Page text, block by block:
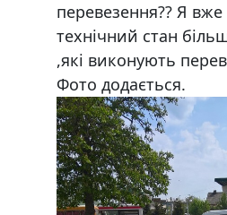
перевезення?? Я
технічний стан
,які виконують
Фото додається.